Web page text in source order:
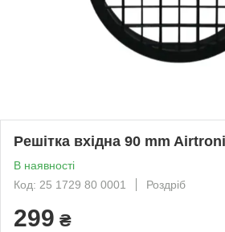
Решітка вхідна 90 mm
В наявності
Код: 25 1729 80 0001
Роздріб
299 ₴